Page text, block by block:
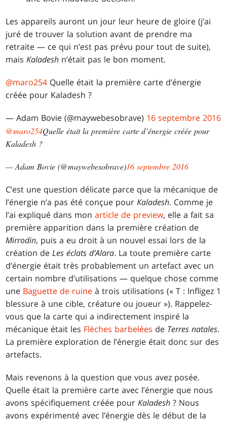
Les appareils auront un jour leur heure de gloire (j’ai
juré de trouver la solution avant de prendre ma
retraite — ce qui n’est pas prévu pour tout de suite),
maisKaladesh n’était pas le bon moment.
@maro254 Quelle était la première carte d’énergie
créée pour Kaladesh ?
— Adam Bovie (@maywebesobrave) 16 septembre 2016
@maro254Quelle était la première carte d’énergie créée pour
Kaladesh ?
— Adam Bovie (@maywebesobrave)16 septembre 2016
C’est une question délicate parce que la mécanique de
l’énergie n’a pas été conçue pourKaladesh. Comme je
l’ai expliqué dans monarticle de preview, elle a fait sa
première apparition dans la première création de
Mirrodin, puis a eu droit à un nouvel essai lors de la
création deLes éclats d’Alara. La toute première carte
d’énergie était très probablement un artefact avec un
certain nombre d’utilisations — quelque chose comme
une Baguette de ruine à trois utilisations (« T : Infligez 1
blessure à une cible, créature ou joueur »). Rappelez-
vous que la carte qui a indirectement inspiré la
mécanique était les Flèches barbelées de Terres natales.
La première exploration de l’énergie était donc sur des
artefacts.
Mais revenons à la question que vous avez posée.
Quelle était la première carte avec l’énergie que nous
avons spécifiquement créée pourKaladesh ? Nous
avons expérimenté avec l’énergie dès le début de la